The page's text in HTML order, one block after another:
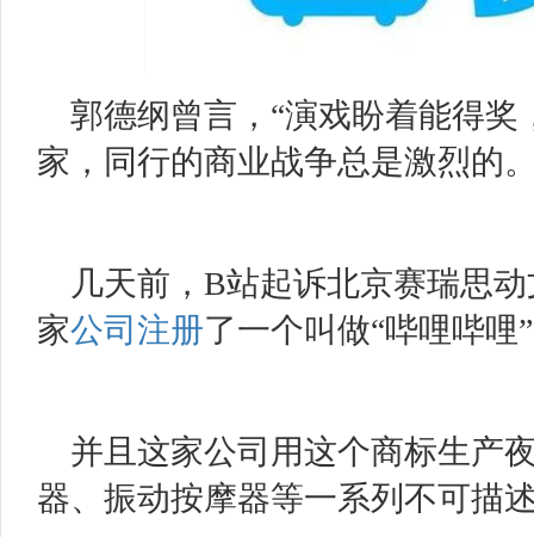
郭德纲曾言， “演戏盼着能得奖
家，同行的商业战争总是激烈的
几天前， B站起诉北京赛瑞思
家公司注册了一个叫做“哔哩哔哩
并且这家公司用这个商标生产
器、振动按摩器等一系列不可描